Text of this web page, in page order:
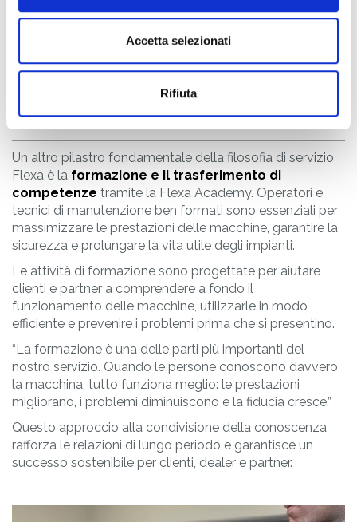
Accetta selezionati
Rifiuta
Formazione e trasferimento
di competenze: valorizzare
clienti e partner
Un altro pilastro fondamentale della filosofia di servizio
Flexa è la formazione e il trasferimento di
competenze tramite la Flexa Academy. Operatori e
tecnici di manutenzione ben formati sono essenziali per
massimizzare le prestazioni delle macchine, garantire la
sicurezza e prolungare la vita utile degli impianti.
Le attività di formazione sono progettate per aiutare
clienti e partner a comprendere a fondo il
funzionamento delle macchine, utilizzarle in modo
efficiente e prevenire i problemi prima che si presentino.
“La formazione è una delle parti più importanti del
nostro servizio. Quando le persone conoscono davvero
la macchina, tutto funziona meglio: le prestazioni
migliorano, i problemi diminuiscono e la fiducia cresce.”
Questo approccio alla condivisione della conoscenza
rafforza le relazioni di lungo periodo e garantisce un
successo sostenibile per clienti, dealer e partner.